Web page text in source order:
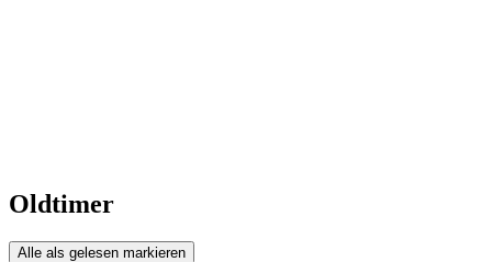
Oldtimer
Alle als gelesen markieren